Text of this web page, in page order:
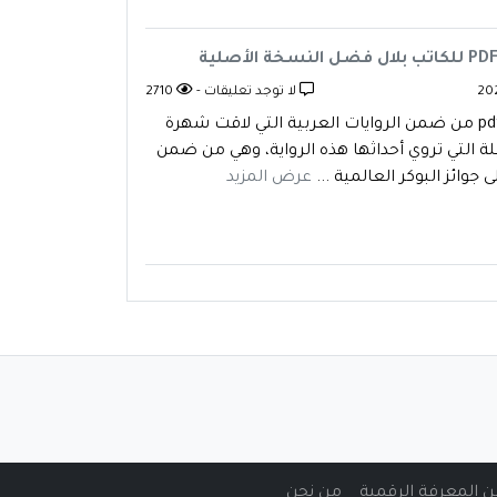
لا توجد تعليقات -
تندرج رواية أم ميمي بلال فضل pdf من ضمن الروايات العربية التي لاقت شهرة
التي تروي أحداثها هذه الرواية، وهي من ضمن
البوكر العالمية ... عرض المزيد